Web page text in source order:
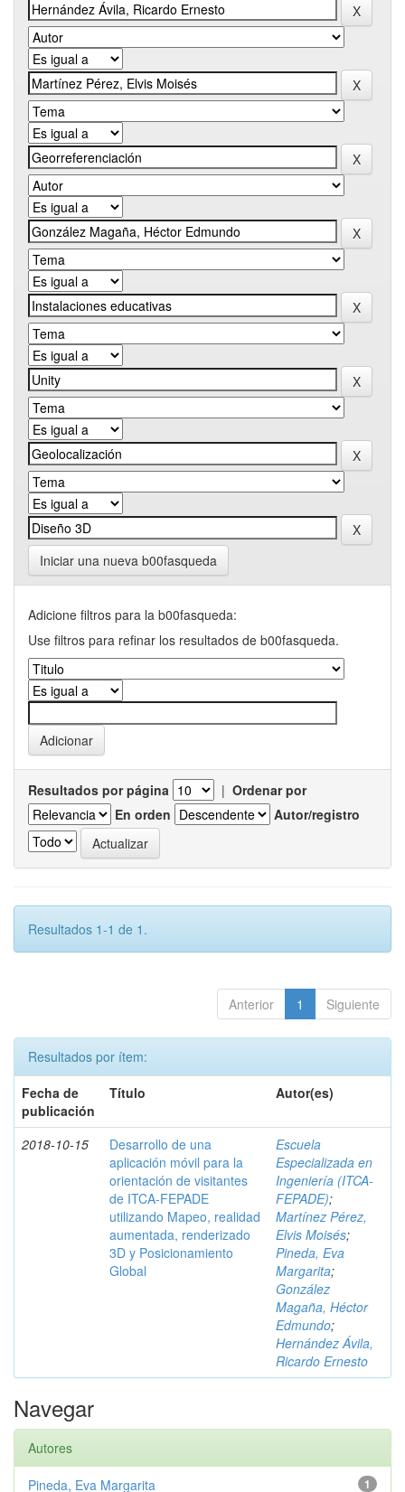
Iniciar una nueva b00fasqueda
Adicione filtros para la b00fasqueda:
Use filtros para refinar los resultados de b00fasqueda.
Resultados por página | Ordenar por
En orden
Autor/registro
Resultados 1-1 de 1.
Anterior 1 Siguiente
Resultados por ítem:
Fecha de
publicación
Título Autor(es)
2018-10-15
Desarrollo de una
aplicación móvil para la
orientación de visitantes
de ITCA-FEPADE
utilizando Mapeo, realidad
aumentada, renderizado
3D y Posicionamiento
Global
Escuela
Especializada en
Ingeniería (ITCA-
FEPADE);
Martínez Pérez,
Elvis Moisés;
Pineda, Eva
Margarita;
González
Magaña, Héctor
Edmundo;
Hernández Ávila,
Ricardo Ernesto
Navegar
Autores
1
Pineda, Eva Margarita